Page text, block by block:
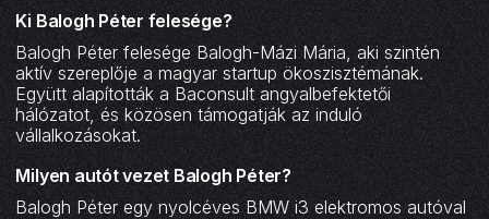
Ki Balogh Péter felesége?
‍Balogh Péter felesége Balogh-Mázi Mária, aki szintén
aktív szereplője a magyar startup ökoszisztémának.
Együtt alapították a Baconsult angyalbefektetői
hálózatot, és közösen támogatják az induló
vállalkozásokat.
Milyen autót vezet Balogh Péter?
‍Balogh Péter egy nyolcéves BMW i3 elektromos autóval